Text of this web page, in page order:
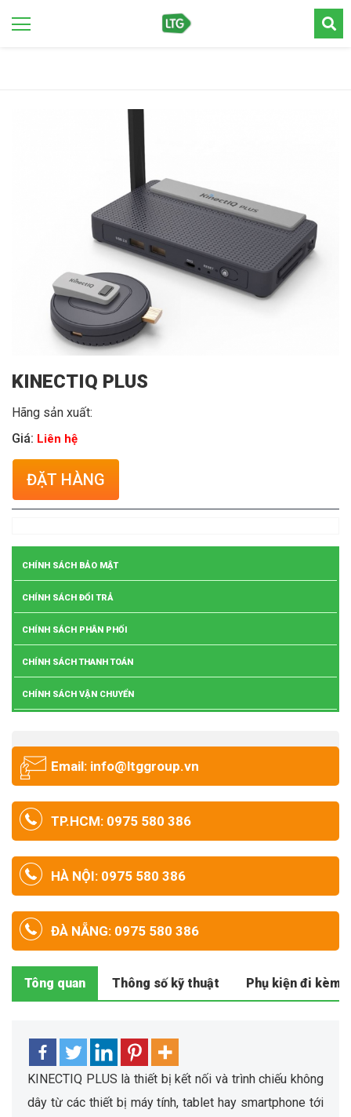
KINECTIQ PLUS
Hãng sản xuất:
Giá: Liên hệ
ĐẶT HÀNG
CHÍNH SÁCH BẢO MẬT
CHÍNH SÁCH ĐỔI TRẢ
CHÍNH SÁCH PHÂN PHỐI
CHÍNH SÁCH THANH TOÁN
CHÍNH SÁCH VẬN CHUYỂN
Email: info@ltggroup.vn
TP.HCM: 0975 580 386
HÀ NỘI: 0975 580 386
ĐÀ NẴNG: 0975 580 386
Tông quan Thông số kỹ thuật Phụ kiện đi kèm
KINECTIQ PLUS là thiết bị kết nối và trình chiếu không
dây từ các thiết bị máy tính, tablet hay smartphone tới